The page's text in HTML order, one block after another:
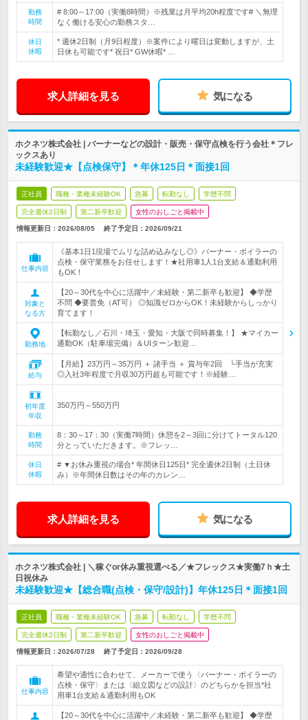
勤務
時間
# 8:00～17:00（実働8時間）※残業は月平均20h程度です# ＼無理
なく働ける安心の勤務スタ…
休日
休暇
* 週休2日制（月9日程度）※案件により曜日は変動しますが、土
日休も可能です* 祝日* GW休暇* …
求人詳細を見る 気になる
ホクネツ株式会社 | バーナーなどの設計・販売・保守点検を行う会社＊フレ
ックスあり
未経験歓迎★【点検保守】＊年休125日＊面接1回
正社員 職種・業種未経験OK 急募 転勤なし 学歴不問
完全週休2日制 第二新卒歓迎 女性のおしごと掲載中
情報更新日：2026/08/05 終了予定日： 2026/09/21
仕事内容
《基本1日1現場でムリな詰め込みなし◎》バーナー・ボイラーの
点検・保守業務をお任せします！★社用車1人1台支給＆通勤利用
もOK！
対象と
なる方
【20～30代を中心に活躍中／未経験・第二新卒も歓迎】 ◆学歴
不問 ◆要普免（AT可） ◎知識ゼロからOK！未経験からしっかり
育てます！
勤務地
【転勤なし／石川・埼玉・愛知・大阪で同時募集！】 ★マイカー
通勤OK（駐車場完備）＆UIターン歓迎…
給与
【月給】23万円～35万円 ＋ 諸手当 ＋ 賞与年2回 └手当が充実
◎入社3年程度で月収30万円超も可能です！※経験…
初年度
年収
350万円～550万円
勤務
時間
8：30～17：30（実働7時間）休憩を2～3回に分けてトータル120
分とっていただきます。※フレッ…
休日
休暇
# ▼お休み重視の場合* 年間休日125日* 完全週休2日制（土日休
み）※年間休日数はその年のカレン…
求人詳細を見る 気になる
ホクネツ株式会社 | ＼稼ぐor休み重視選べる／★フレックス★実働7ｈ★土
日祝休み
未経験歓迎★【総合職(点検・保守/設計)】年休125日＊面接1回
正社員 職種・業種未経験OK 急募 転勤なし 学歴不問
完全週休2日制 第二新卒歓迎 女性のおしごと掲載中
情報更新日：2026/07/28 終了予定日： 2026/09/28
仕事内容
希望や適性に合わせて、メーカーで使う〈バーナー・ボイラーの
点検・保守〉または〈組立図などの設計〉のどちらかを担当*社
用車1台支給＆通勤利用もOK
【20～30代を中心に活躍中／未経験・第二新卒も歓迎】 ◆学歴